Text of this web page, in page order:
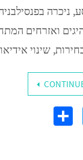
ניכרה
ואזרחים
שינוי
T